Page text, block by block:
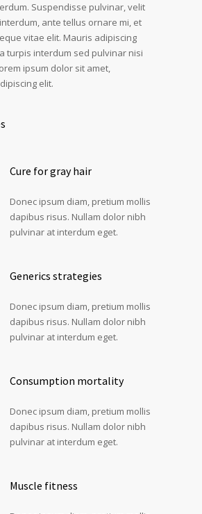
Suspendisse pulvinar, velit
ante tellus ornare mi, et
vitae elit. Mauris adipiscing
turpis interdum sed pulvinar nisi
ipsum dolor sit amet,
elit.
Cure for gray hair
Donec ipsum diam, pretium mollis
dapibus risus. Nullam dolor nibh
pulvinar at interdum eget.
Generics strategies
Donec ipsum diam, pretium mollis
dapibus risus. Nullam dolor nibh
pulvinar at interdum eget.
Consumption mortality
Donec ipsum diam, pretium mollis
dapibus risus. Nullam dolor nibh
pulvinar at interdum eget.
Muscle fitness